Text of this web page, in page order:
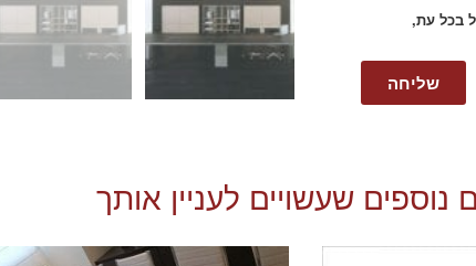
בכל עת,
שליחה
נוספים שעשויים לעניין אותך